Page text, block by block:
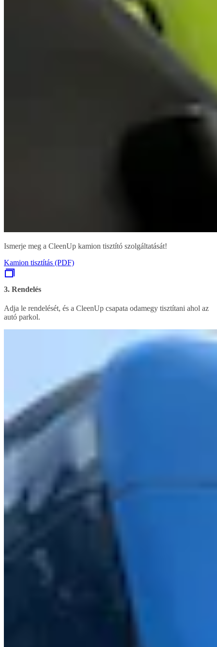
Ismerje meg a CleenUp kamion tisztító szolgáltatását!
Kamion tisztítás (PDF)
3. Rendelés
Adja le rendelését, és a CleenUp csapata odamegy tisztítani ahol az
autó parkol.